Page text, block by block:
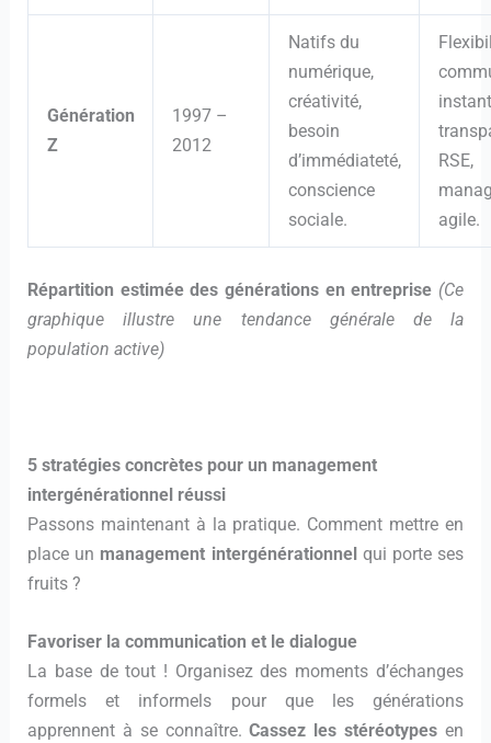
Génération
Z
1997 –
2012
Natifs du
numérique,
créativité,
besoin
d’immédiateté,
conscience
sociale.
RSE,
agile.
Répartition estimée des générations en entreprise (Ce
graphique illustre une tendance générale de la
population active)
5 stratégies concrètes pour un management
intergénérationnel réussi
Passons maintenant à la pratique. Comment mettre en
place un management intergénérationnel qui porte ses
fruits ?
Favoriser la communication et le dialogue
La base de tout ! Organisez des moments d’échanges
formels et informels pour que les générations
apprennent à se connaître.Cassez les stéréotypesen